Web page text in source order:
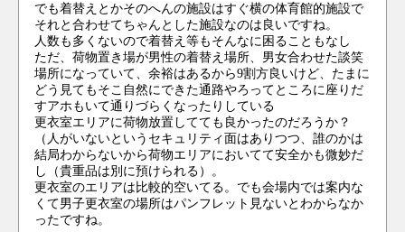
でも着替えとかそのへんの施設はすぐ横の体育館的施設で
それと合わせてちゃんとした施設なのは良いですね。
人数も多くないので着替え等もそんなに困ることもなし
ただ、荷物置き場が男性の着替え場所、男女合わせた談笑
場所になっていて、余裕はあるから9割方良いけど、たまに
どう見てもそこ自然にできた通路やろってところに座りだ
すアホもいて通りづらくなったりしている
更衣室エリアに荷物放置してても良かったのだろうか？
（人がいないというセキュリティ面はありつつ、誰のかは
結局わからないから荷物エリアにおいてて安全かも微妙だ
し（貴重品は別に預けられる）。
更衣室のエリアは比較的空いてる。でも会場内では案内な
くて男子更衣室の場所はパンフレット見ないとわからなか
ったですね。